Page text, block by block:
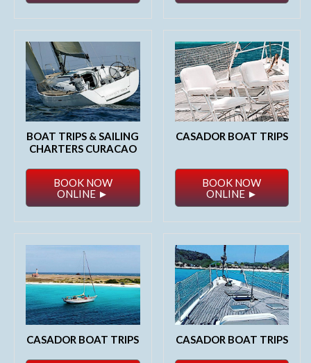
BOAT TRIPS & SAILING
CHARTERS CURACAO
BOOK NOW
ONLINE ►
CASADOR BOAT TRIPS
BOOK NOW
ONLINE ►
CASADOR BOAT TRIPS CASADOR BOAT TRIPS